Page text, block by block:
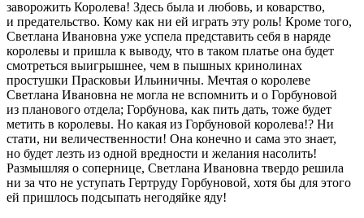
заворожить Королева! Здесь была и любовь, и коварство,
и предательство. Кому как ни ей играть эту роль! Кроме того,
Светлана Ивановна уже успела представить себя в наряде
королевы и пришла к выводу, что в таком платье она будет
смотреться выигрышнее, чем в пышных кринолинах
простушки Прасковьи Ильиничны. Мечтая о королеве
Светлана Ивановна не могла не вспомнить и о Горбуновой
из планового отдела; Горбунова, как пить дать, тоже будет
метить в королевы. Но какая из Горбуновой королева!? Ни
стати, ни величественности! Она конечно и сама это знает,
но будет лезть из одной вредности и желания насолить!
Размышляя о сопернице, Светлана Ивановна твердо решила
ни за что не уступать Гертруду Горбуновой, хотя бы для этого
ей пришлось подсыпать негодяйке яду!